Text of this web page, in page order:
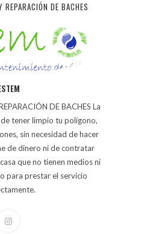
DE BACHES
DE BACHES La
tener limpio tu polígono,
sin necesidad de hacer
de dinero ni de contratar
que no tienen medios ni
para prestar el servicio